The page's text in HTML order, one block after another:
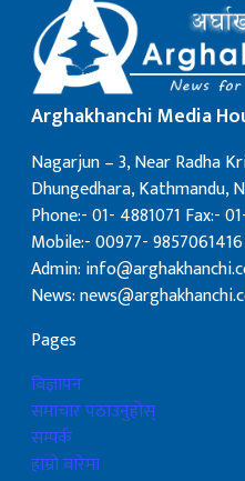
Arghakhanchi Media
Nagarjun – 3, Near Radha
Dhungedhara, Kathmandu,
Phone:- 01- 4881071 Fax:-
Mobile:- 00977- 9857061416
Admin:
News:
Pages
बिज्ञापन
समाचार पठाउनुहोस्
सम्पर्क
हाम्रो बारेमा